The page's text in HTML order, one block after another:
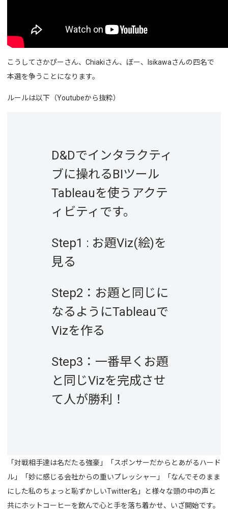
こうしてさかぴーさん、Chiakiさん、ぼー、Isikawaさんの四名で
本選を争うことになります。
ルールは以下（Youtubeから抜粋）
D&Dでインタラクティ
ブに操れるBIツール
Tableauを使うアクテ
ィビティです。
Step1 : お題Viz(絵)を
見る
Step2：お題と同じに
なるようにTableauで
Vizを作る
Step3：一番早くお題
と同じVizを完成させ
て人が勝利！
「対戦相手達は名だたる強豪」「スポンサーだからとあがるハード
ル」「妙に感じる会社からの重いプレッシャー」「なんでそのまま
にした私のちょっと恥ずかしいTwitter名」と様々な頭の中の声と
共にホットコーヒーを飲んで心と手を落ち着かせ、いざ開始です。